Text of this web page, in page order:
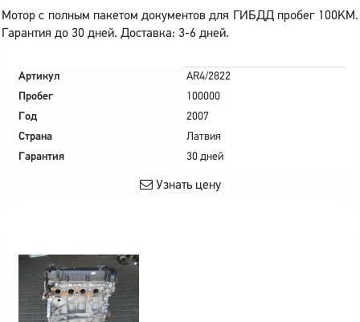
Мотор с полным пакетом документов для ГИБДД пробег 100KM.
Гарантия до 30 дней. Доставка: 3-6 дней.
Артикул
AR4/2822
Пробег
100000
Год
2007
Страна
Латвия
Гарантия
30 дней
Узнать цену